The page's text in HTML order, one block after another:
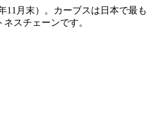
11月末）。カーブスは日本で最も
スチェーンです。